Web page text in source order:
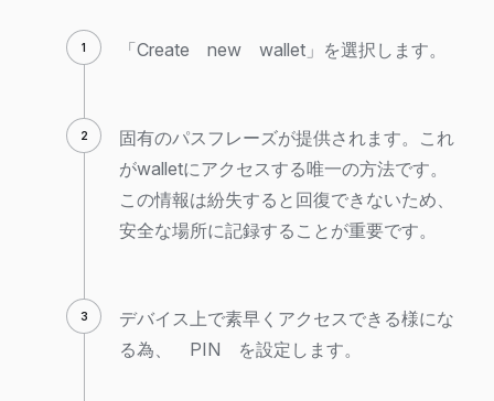
「Create new wallet」を選択します。
固有のパスフレーズが提供されます。これ
がwalletにアクセスする唯一の方法です。
この情報は紛失すると回復できないため、
安全な場所に記録することが重要です。
デバイス上で素早くアクセスできる様にな
る為、 PIN を設定します。